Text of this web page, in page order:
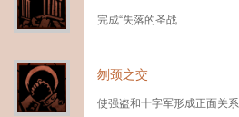
完成“失落的圣战
刎颈之交
使强盗和十字军形成正面关系